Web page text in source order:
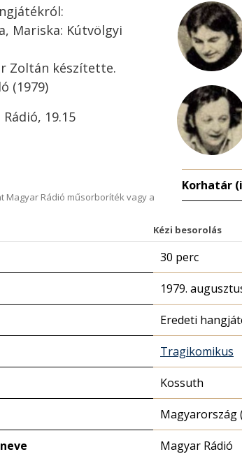
Mariska: Kútvölgyi
Zoltán készítette.
(1979)
19.15
Magyar Rádió műsorboríték vagy a
Korhatár
Kézi besorolás
30 perc
1979.
Eredeti
Tragikomikus
Kossuth
Magyarország
Magyar Rádió